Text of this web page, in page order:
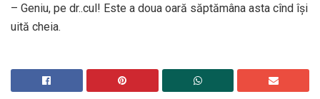
– Geniu, pe dr..cul! Este a doua oară săptămâna asta cînd îşi
uită cheia.